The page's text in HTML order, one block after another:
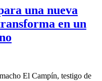
una nueva
en un
El Campín, testigo de